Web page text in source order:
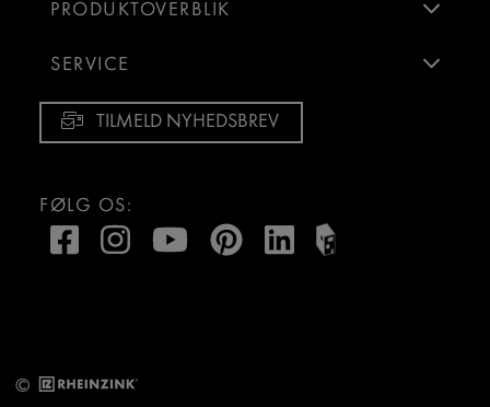
PRODUKTOVERBLIK
SERVICE
TILMELD NYHEDSBREV
FØLG OS:
©